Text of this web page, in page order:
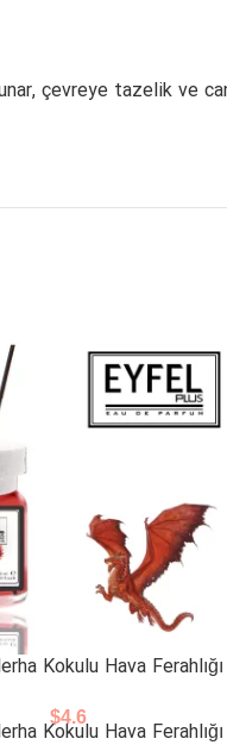
çevreye tazelik ve
Kokulu Hava Ferahlığı
$4.6
Kokulu Hava Ferahlığı